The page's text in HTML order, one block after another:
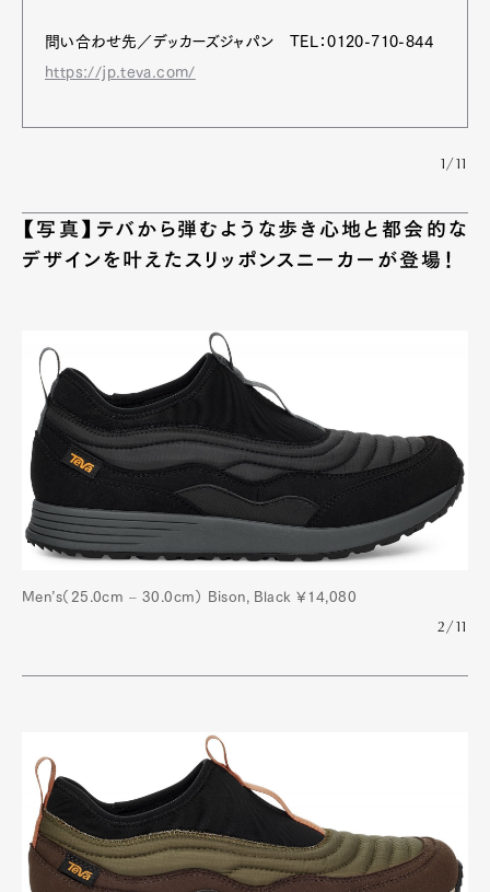
問い合わせ先／デッカーズジャパン TEL：0120-710-844
https://jp.teva.com/
1/11
【写真】テバから弾むような歩き心地と都会的な
デザインを叶えたスリッポンスニーカーが登場！
Men’s（25.0cm – 30.0cm） Bison, Black ¥14,080
2/11